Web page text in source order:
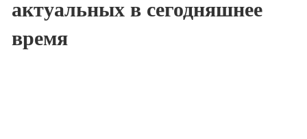
актуальных в сегодняшнее
время